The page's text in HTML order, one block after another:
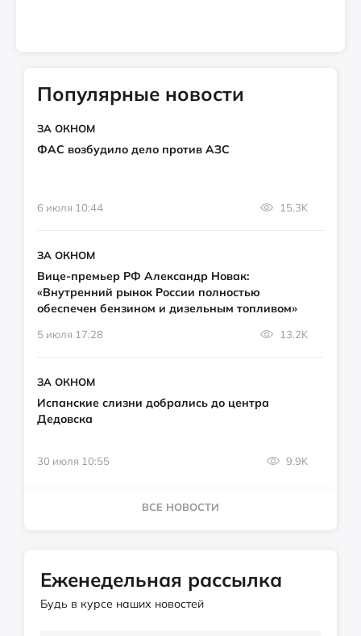
Популярные новости
ЗА ОКНОМ
ФАС возбудило дело против АЗС
6 июля 10:44 15.3K
ЗА ОКНОМ
Вице-премьер РФ Александр Новак:
«Внутренний рынок России полностью
обеспечен бензином и дизельным топливом»
5 июля 17:28 13.2K
ЗА ОКНОМ
Испанские слизни добрались до центра
Дедовска
30 июля 10:55 9.9K
ВСЕ НОВОСТИ
Еженедельная рассылка
Будь в курсе наших новостей